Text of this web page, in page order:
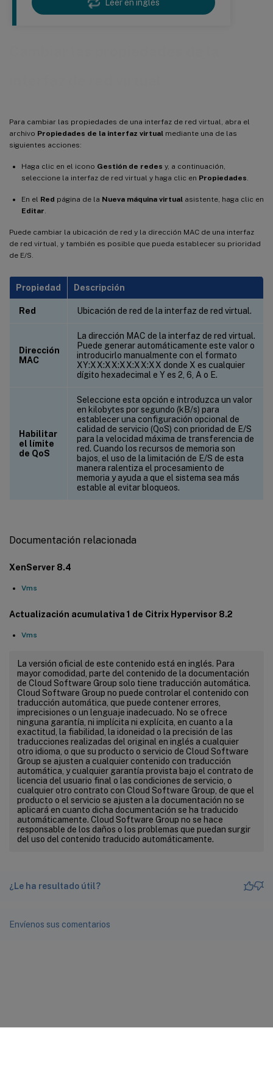
Leer en inglés
Para cambiar las propiedades de una interfaz de red virtual, abra el
archivo Propiedades de la interfaz virtual mediante una de las
siguientes acciones:
Haga clic en el icono Gestión de redes y, a continuación,
seleccione la interfaz de red virtual y haga clic en Propiedades
En el Red página de la Nueva máquina virtual asistente, haga clic en
Editar
Puede cambiar la ubicación de red y la dirección MAC de una interfaz
de red virtual, y también es posible que pueda establecer su prioridad
de E/S.
Propiedad Descripción
Red Ubicación de red de la interfaz de red virtual.
Dirección
MAC
La dirección MAC de la interfaz de red virtual.
Puede generar automáticamente este valor o
introducirlo manualmente con el formato
XY:XX:XX:XX:XX:XX donde X es cualquier
dígito hexadecimal e Y es 2, 6, A o E.
Habilitar
el límite
de QoS
Seleccione esta opción e introduzca un valor
en kilobytes por segundo (kB/s) para
establecer una configuración opcional de
calidad de servicio (QoS) con prioridad de E/S
para la velocidad máxima de transferencia de
red. Cuando los recursos de memoria son
bajos, el uso de la limitación de E/S de esta
manera ralentiza el procesamiento de
memoria y ayuda a que el sistema sea más
estable al evitar bloqueos.
Documentación relacionada
XenServer 8.4
Vms
Actualización acumulativa 1 de Citrix Hypervisor 8.2
Vms
La versión oficial de este contenido está en inglés. Para
mayor comodidad, parte del contenido de la documentación
de Cloud Software Group solo tiene traducción automática.
Cloud Software Group no puede controlar el contenido con
traducción automática, que puede contener errores,
imprecisiones o un lenguaje inadecuado. No se ofrece
ninguna garantía, ni implícita ni explícita, en cuanto a la
exactitud, la fiabilidad, la idoneidad o la precisión de las
traducciones realizadas del original en inglés a cualquier
otro idioma, o que su producto o servicio de Cloud Software
Group se ajusten a cualquier contenido con traducción
automática, y cualquier garantía provista bajo el contrato de
licencia del usuario final o las condiciones de servicio, o
cualquier otro contrato con Cloud Software Group, de que el
producto o el servicio se ajusten a la documentación no se
aplicará en cuanto dicha documentación se ha traducido
automáticamente. Cloud Software Group no se hace
responsable de los daños o los problemas que puedan surgir
del uso del contenido traducido automáticamente.
¿Le ha resultado útil?
Envíenos sus comentarios